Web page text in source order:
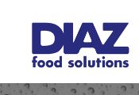
content